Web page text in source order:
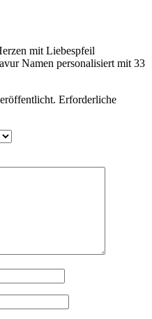
mit Liebespfeil
Namen personalisiert mit 33
Erforderliche